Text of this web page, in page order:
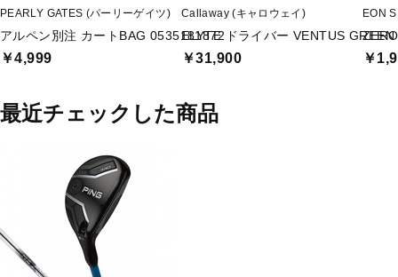
PEARLY GATES (パーリーゲイツ)
アルペン別注 カートBAG 0535181872
￥4,999
Callaway (キャロウェイ)
ELYTE ドライバー VENTUS
￥31,900
EON
￥
最近チェックした商品